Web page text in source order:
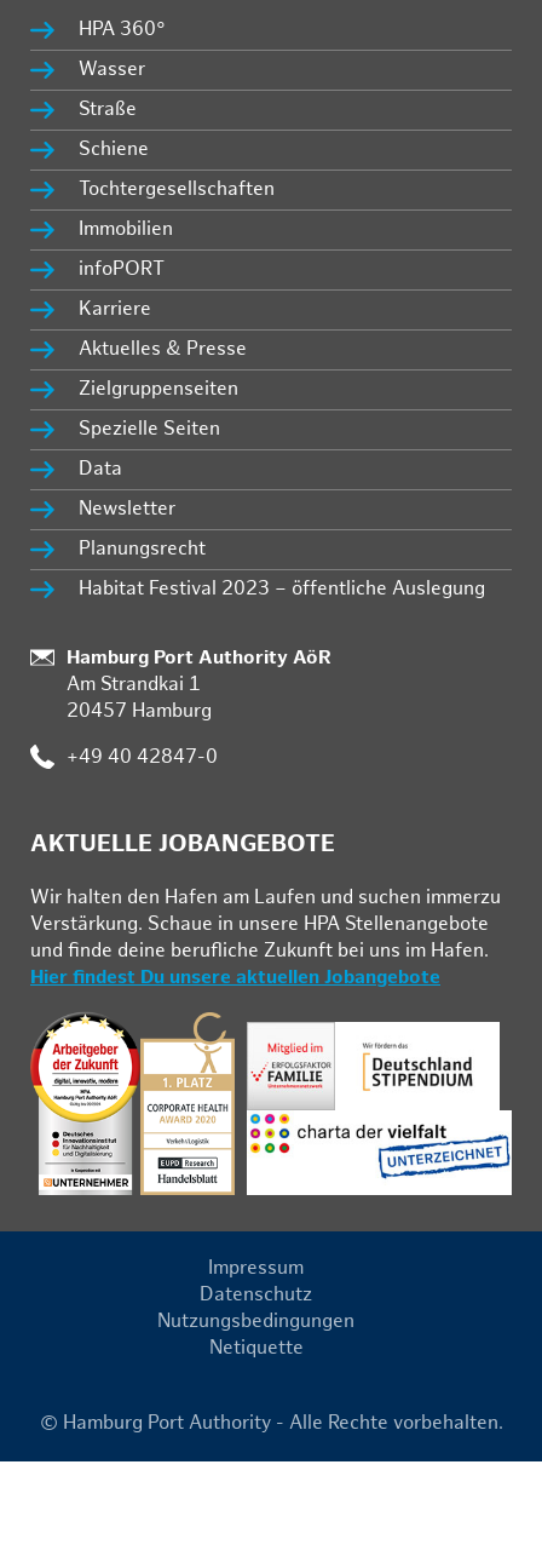
HPA 360°
Wasser
Straße
Schiene
Tochtergesellschaften
Immobilien
infoPORT
Karriere
Aktuelles & Presse
Zielgruppenseiten
Spezielle Seiten
Data
Newsletter
Planungsrecht
Habitat Festival 2023 – öffentliche Auslegung
:
Hamburg Port Authority AöR
Am Strandkai 1
20457 Hamburg
: +49 40 42847-0
AKTUELLE JOBANGEBOTE
Wir hal­ten den Ha­fen am Lau­fen und su­chen im­mer­zu
Ver­stär­kung. Schau­e in un­se­re HPA Stel­len­an­ge­bo­te
und fin­de deine be­ruf­li­che Zu­kunft bei uns im Ha­fen.
Hier findest Du unsere aktuellen Jobangebote
Impressum
Datenschutz
Nutzungsbedingungen
Netiquette
© Hamburg Port Authority - Alle Rechte vorbehalten.